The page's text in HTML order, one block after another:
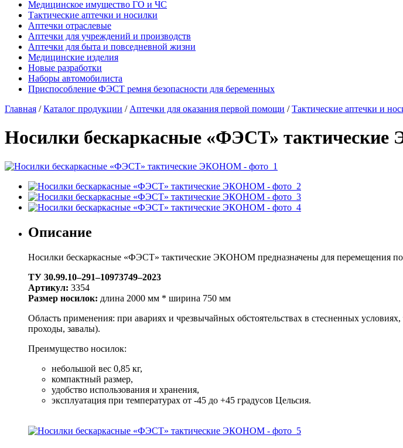
Медицинское имущество ГО и ЧС
Тактические аптечки и носилки
Аптечки отраслевые
Аптечки для учреждений и производств
Аптечки для быта и повседневной жизни
Медицинские изделия
Новые разработки
Наборы автомобилиста
Приспособление ФЭСТ ремня безопасности для беременных
Главная / Каталог продукции / Аптечки для оказания первой помощи / Тактические аптечки и
Носилки бескаркасные «ФЭСТ»
Описание
Носилки бескаркасные «ФЭСТ» тактические ЭКОНОМ предназначены для перемещения
ТУ 30.99.10–291–10973749–2023
Артикул: 3354
Размер носилок: длина 2000 мм * ширина 750 мм
Область применения: при авариях и чрезвычайных обстоятельствах в стесненных
проходы, завалы).
Преимущество носилок:
небольшой вес 0,85 кг,
компактный размер,
удобство использования и хранения,
эксплуатация при температурах от -45 до +45 градусов Цельсия.